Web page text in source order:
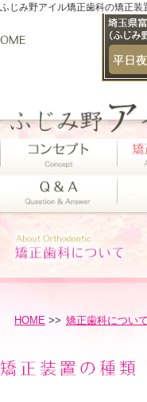
ふじみ野アイル矯正歯科の矯正装
HOME >> 矯正歯科について